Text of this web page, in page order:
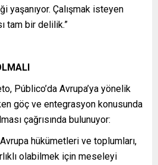
yaşanıyor. Çalışmak isteyen
tam bir delilik.”
Público’da Avrupa’ya yönelik
göç ve entegrasyon konusunda
çağrısında bulunuyor:
hükümetleri ve toplumları,
olabilmek için meseleyi